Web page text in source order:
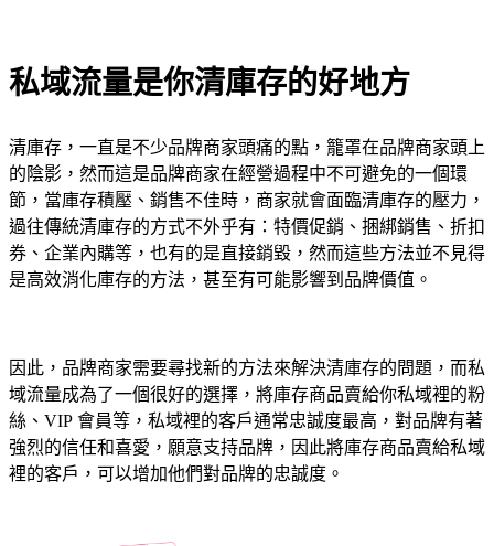
私域流量是你清庫存的好地方
清庫存，一直是不少品牌商家頭痛的點，籠罩在品牌商家頭上
的陰影，然而這是品牌商家在經營過程中不可避免的一個環
節，當庫存積壓、銷售不佳時，商家就會面臨清庫存的壓力，
過往傳統清庫存的方式不外乎有：特價促銷、捆綁銷售、折扣
券、企業內購等，也有的是直接銷毀，然而這些方法並不見得
是高效消化庫存的方法，甚至有可能影響到品牌價值。
因此，品牌商家需要尋找新的方法來解決清庫存的問題，而私
域流量成為了一個很好的選擇，將庫存商品賣給你私域裡的粉
絲、VIP 會員等，私域裡的客戶通常忠誠度最高，對品牌有著
強烈的信任和喜愛，願意支持品牌，因此將庫存商品賣給私域
裡的客戶，可以增加他們對品牌的忠誠度。